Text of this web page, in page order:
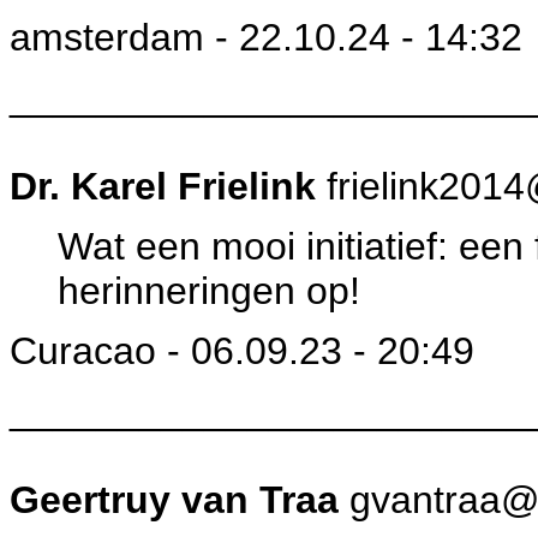
amsterdam - 22.10.24 - 14:32
Dr. Karel Frielink
Wat een mooi initiatief:
herinneringen op!
Curacao - 06.09.23 - 20:49
Geertruy van Traa